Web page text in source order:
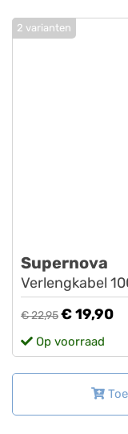
Supernova
Verlengkabel
2 varianten
€ 22,95€ 19,90
Op voorraad